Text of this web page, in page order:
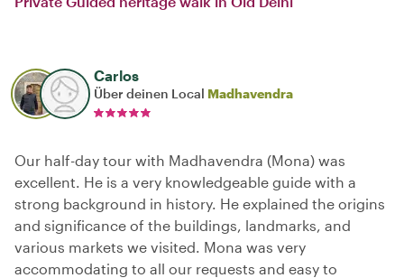
Carlos
Über deinen Local Madhavendra
Our half-day tour with Madhavendra (Mona) was
excellent. He is a very knowledgeable guide with a
strong background in history. He explained the origins
and significance of the buildings, landmarks, and
various markets we visited. Mona was very
accommodating to all our requests and easy to